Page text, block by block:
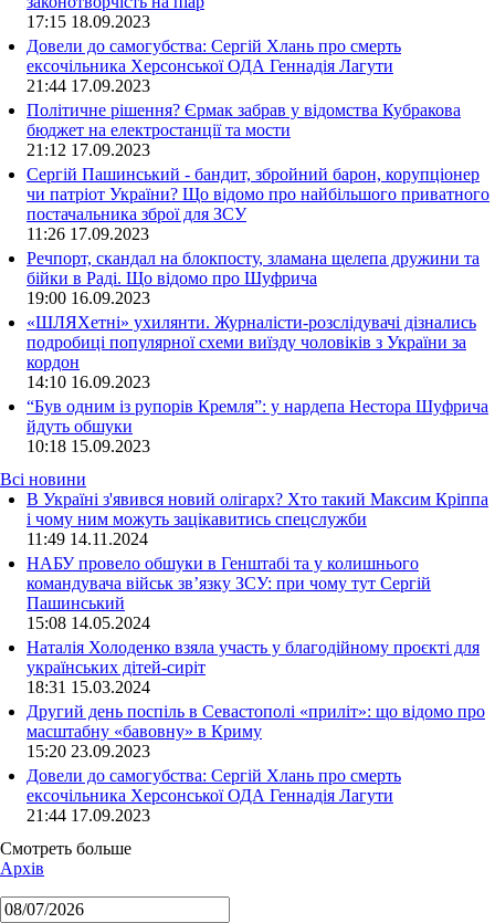
17:15 18.09.2023
Довели до самогубства: Сергій Хлань про смерть
ексочільника Херсонської ОДА Геннадія Лагути
21:44 17.09.2023
Політичне рішення? Єрмак забрав у відомства Кубракова
бюджет на електростанції та мости
21:12 17.09.2023
Сергій Пашинський - бандит, збройний барон, корупціонер
чи патріот України? Що відомо про найбільшого приватного
постачальника зброї для ЗСУ
11:26 17.09.2023
Речпорт, скандал на блокпосту, зламана щелепа дружини та
бійки в Раді. Що відомо про Шуфрича
19:00 16.09.2023
«ШЛЯХетні» ухилянти. Журналісти-розслідувачі дізнались
подробиці популярної схеми виїзду чоловіків з України за
кордон
14:10 16.09.2023
“Був одним із рупорів Кремля”: у нардепа Нестора Шуфрича
йдуть обшуки
10:18 15.09.2023
Всі новини
В Україні з'явився новий олігарх? Хто такий Максим Кріппа
і чому ним можуть зацікавитись спецслужби
11:49 14.11.2024
НАБУ провело обшуки в Генштабі та у колишнього
командувача військ зв’язку ЗСУ: при чому тут Сергій
Пашинський
15:08 14.05.2024
Наталія Холоденко взяла участь у благодійному проєкті для
українських дітей-сиріт
18:31 15.03.2024
Другий день поспіль в Севастополі «приліт»: що відомо про
масштабну «бавовну» в Криму
15:20 23.09.2023
Довели до самогубства: Сергій Хлань про смерть
ексочільника Херсонської ОДА Геннадія Лагути
21:44 17.09.2023
Смотреть больше
Архів